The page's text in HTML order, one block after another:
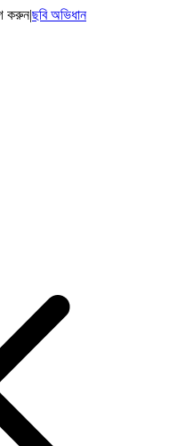
করুন|ছবি অভিধান